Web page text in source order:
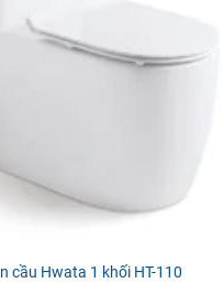
cầu Hwata 1 khối HT-110